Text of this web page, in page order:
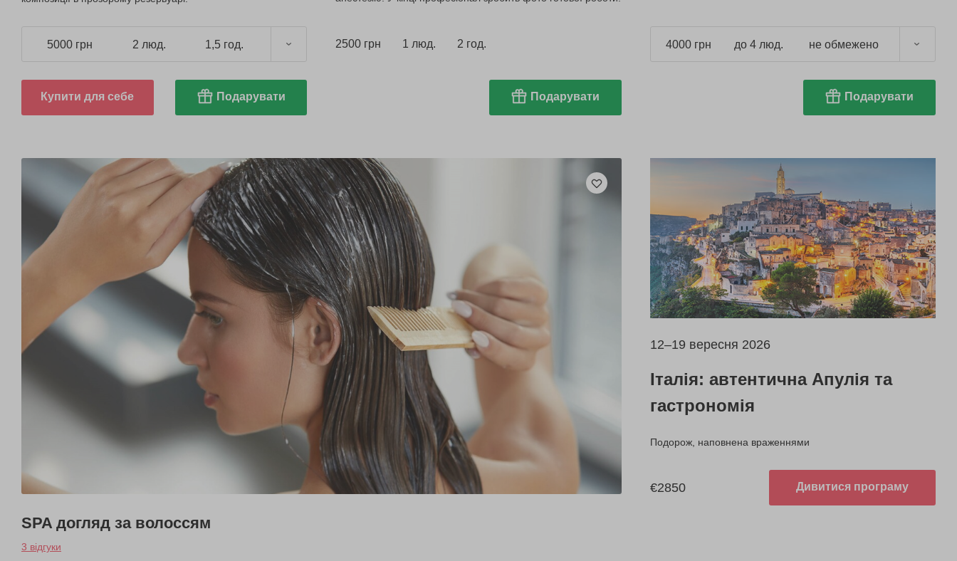
5000 грн 2 люд. 1,5 год.
Купити для себе Подарувати
2500 грн 1 люд. 2 год.
Подарувати
4000 грн до 4 люд. не обмежено
Подарувати
SPA догляд за волоссям
3 відгуки
12–19 вересня 2026
Італія: автентична Апулія та
гастрономія
Подорож, наповнена враженнями
€2850 Дивитися програму